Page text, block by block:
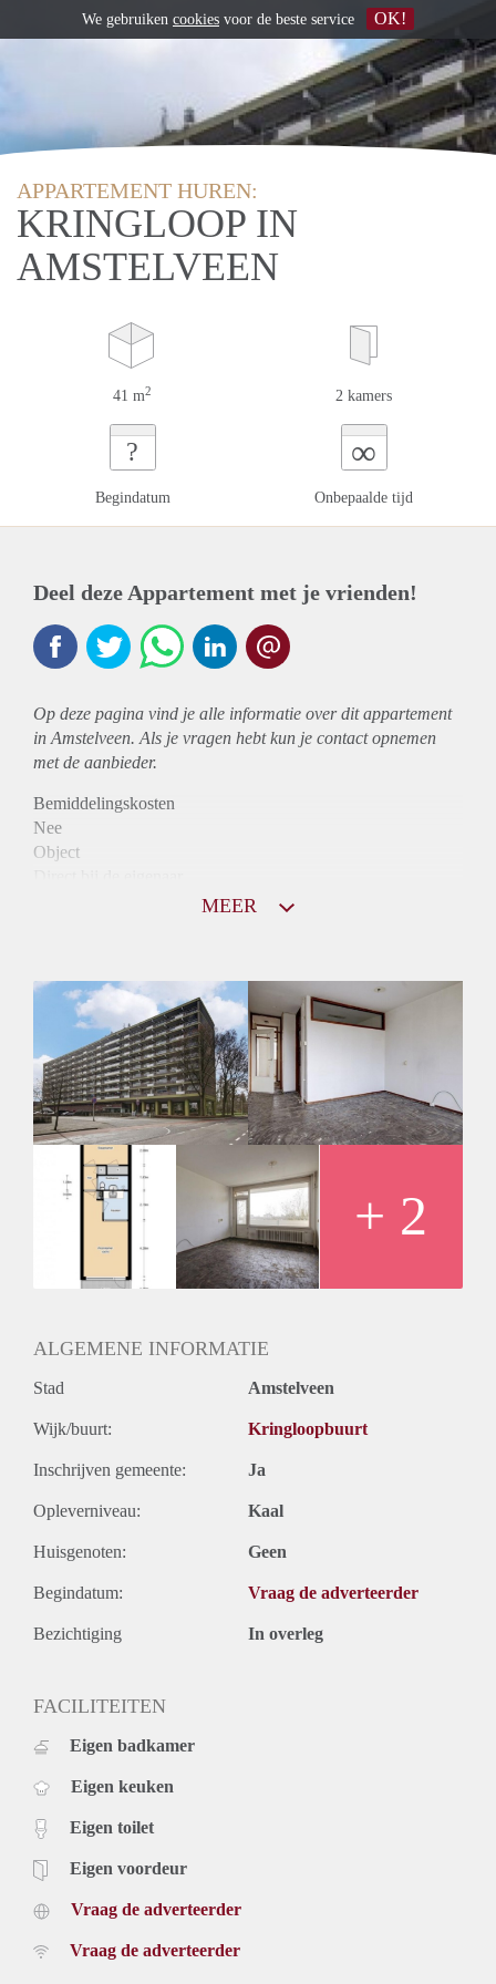
APPARTEMENT HUREN:
KRINGLOOP IN
AMSTELVEEN
41 m2 2 kamers
?
Begindatum
∞
Onbepaalde tijd
Deel deze Appartement met je vrienden!
Op deze pagina vind je alle informatie over ditappartement
in Amstelveen. Als je vragen hebt kun je contact opnemen
met de aanbieder.
Bemiddelingskosten
Nee
Object
Huurtoeslag
Mogelijk
Inkomen eis
N.V.T.
Huurtermijn
Onbepaalde termijn
Oplevering
MEER
+ 2
ALGEMENE INFORMATIE
Stad Amstelveen
Wijk/buurt: Kringloopbuurt
Inschrijven gemeente: Ja
Opleverniveau: Kaal
Huisgenoten: Geen
Begindatum: Vraag de adverteerder
Bezichtiging In overleg
FACILITEITEN
Eigen badkamer
Eigen keuken
Eigen toilet
Eigen voordeur
Vraag de adverteerder
Vraag de adverteerder
We gebruiken cookies voor de beste service OK!